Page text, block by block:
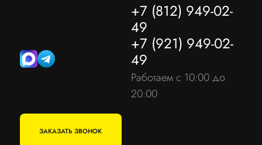
+7 (812) 949-02-
49
+7 (921) 949-02-
49
Работаем с 10:00 до
20:00
ЗАКАЗАТЬ ЗВОНОК